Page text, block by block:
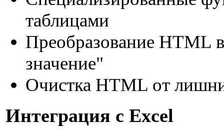
таблицами
Преобразование HTML
значение"
Очистка HTML от
Интеграция с Excel